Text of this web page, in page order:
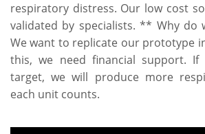
respiratory distress. Our low cost
validated by specialists. ** Why do
We want to replicate our prototype
this, we need financial support. If
target, we will produce more
each unit counts.